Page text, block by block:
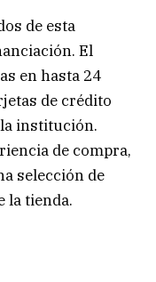
de esta
El
en hasta 24
de crédito
institución.
de compra,
selección de
la tienda.